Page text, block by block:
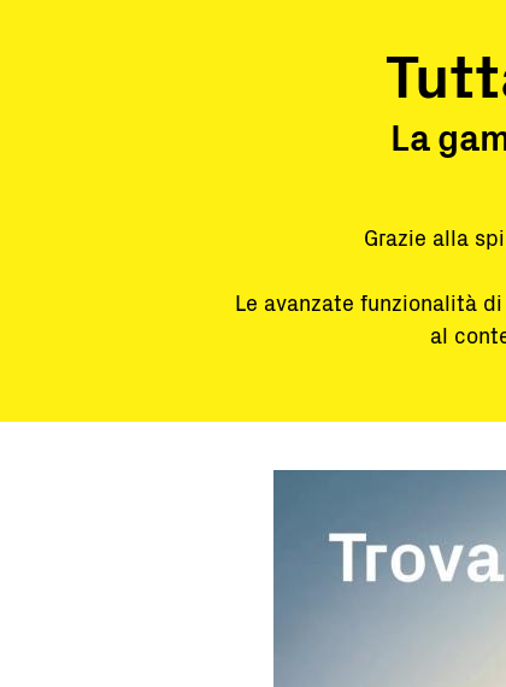
La
Grazie alla
Le avanzate funzionalità
al